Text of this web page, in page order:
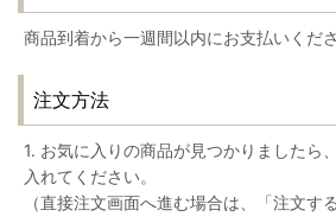
商品到着から一週間以内にお支払いくださ
注文方法
1. お気に入りの商品が見つかりましたら
入れてください。
（直接注文画面へ進む場合は、「注文す